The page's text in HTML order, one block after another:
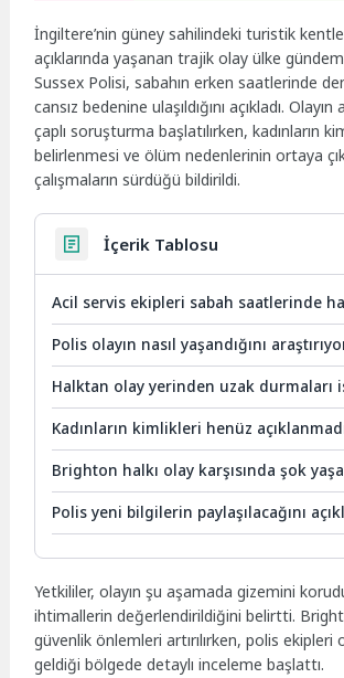
İngiltere’nin güney sahilindeki turistik
açıklarında yaşanan trajik olay ülke
Sussex Polisi, sabahın erken saatlerinde
cansız bedenine ulaşıldığını açıkladı.
çaplı soruşturma başlatılırken, kadınların
belirlenmesi ve ölüm nedenlerinin ortaya
çalışmaların sürdüğü bildirildi.
İçerik Tablosu
Acil servis ekipleri sabah saatlerinde
Polis olayın nasıl yaşandığını
Halktan olay yerinden uzak durmaları
Kadınların kimlikleri henüz
Brighton halkı olay karşısında şok
Polis yeni bilgilerin paylaşılacağını
Yetkililer, olayın şu aşamada gizemini
ihtimallerin değerlendirildiğini belirtti.
güvenlik önlemleri artırılırken, polis ekipleri
geldiği bölgede detaylı inceleme başlattı.